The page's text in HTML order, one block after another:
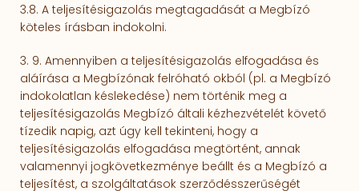
3.8. A teljesítésigazolás megtagadását a Megbízó
köteles írásban indokolni.
3. 9. Amennyiben a teljesítésigazolás elfogadása és
aláírása a Megbízónak felróható okból (pl. a Megbízó
indokolatlan késlekedése) nem történik meg a
teljesítésigazolás Megbízó általi kézhezvételét követő
tízedik napig, azt úgy kell tekinteni, hogy a
teljesítésigazolás elfogadása megtörtént, annak
valamennyi jogkövetkezménye beállt és a Megbízó a
teljesítést, a szolgáltatások szerződésszerűségét